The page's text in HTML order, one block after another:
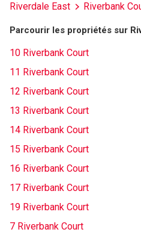
Riverdale East
Riverbank
Parcourir les propriétés sur
10 Riverbank Court
11 Riverbank Court
12 Riverbank Court
13 Riverbank Court
14 Riverbank Court
15 Riverbank Court
16 Riverbank Court
17 Riverbank Court
19 Riverbank Court
7 Riverbank Court